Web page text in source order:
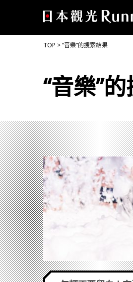
TOP >“音樂”的搜索結果
“音樂”